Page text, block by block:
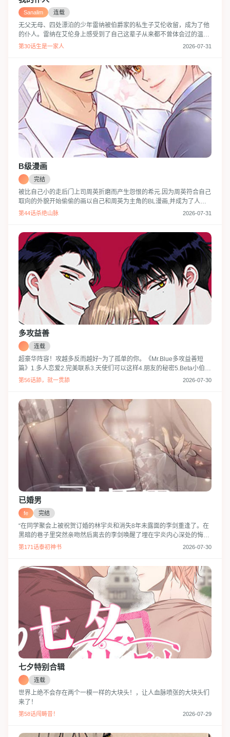
Sanalim 连载
无父无母、四处漂泊的少年雷纳被伯爵家的私生子艾伦收留，成为了他
的仆人。雷纳在艾伦身上感受到了自己这辈子从来都不曾体会过的温情
和爱意，并发誓要一辈子和他在一起，却不曾想听说了艾伦的结婚消
第30话生是一家人 2026-07-31
B级漫画
完结
被比自己小的走后门上司周英折磨而产生怨恨的希元.因为周英符合自己
取向的外貌开始偷偷的画以自己和周英为主角的BL漫画,并成为了人气
作家.但是某天,周英却发现了他的分镜笔记本!以为自己的一切都要结束
第44话杀绝山脉 2026-07-31
多攻益善
连载
超豪华阵容！攻越多反而越好~为了孤单的你。《Mr.Blue多攻益善短
篇》1.多人恋爱2.完美联系3.天使们可以这样4.朋友的秘密5.Beta小伯爵
变了，解禁了你火热的欲望！
第56话舔，就一贯舔 2026-07-30
已婚男
fe 完结
“在同学聚会上被祝贺订婚的林宇炎和消失8年未露面的李剑重逢了。在
黑暗的巷子里突然亲吻然后离去的李剑唤醒了埋在宇炎内心深处的悔
恨...”
第171话泰初神书 2026-07-30
七夕特别合辑
连载
世界上绝不会存在两个一模一样的大块头！，让人血脉喷张的大块头们
来了！
第58话闯畴昔！ 2026-07-29